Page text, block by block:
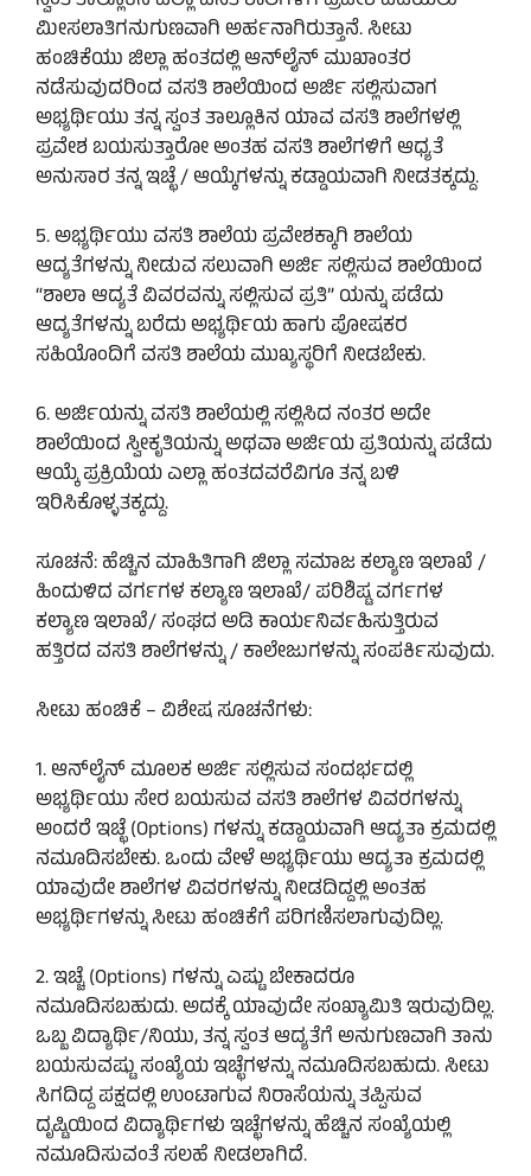
ಮೀಸಲಾತಿಗನುಗುಣವಾಗಿ ಅರ್ಹನಾಗಿರುತ್ತಾನೆ. ಸೀಟು
ಹಂಚಿಕೆಯು ಜಿಲ್ಲಾ ಹಂತದಲ್ಲಿ ಆನ್‌ಲೈನ್ ಮುಖಾಂತರ
ನಡೆಸುವುದರಿಂದ ವಸತಿ ಶಾಲೆಯಿಂದ ಅರ್ಜಿ ಸಲ್ಲಿಸುವಾಗ
ಅಭ್ಯರ್ಥಿಯು ತನ್ನ ಸ್ವಂತ ತಾಲ್ಲೂಕಿನ ಯಾವ ವಸತಿ ಶಾಲೆಗಳಲ್ಲಿ
ಪ್ರವೇಶ ಬಯಸುತ್ತಾರೋ ಅಂತಹ ವಸತಿ ಶಾಲೆಗಳಿಗೆ ಆಧ್ಯತೆ
ಅನುಸಾರ ತನ್ನ ಇಚ್ಛೆ / ಆಯ್ಕೆಗಳನ್ನು ಕಡ್ಡಾಯವಾಗಿ ನೀಡತಕ್ಕದ್ದು.
5. ಅಭ್ಯರ್ಥಿಯು ವಸತಿ ಶಾಲೆಯ ಪ್ರವೇಶಕ್ಕಾಗಿ ಶಾಲೆಯ
ಆದ್ಯತೆಗಳನ್ನು ನೀಡುವ ಸಲುವಾಗಿ ಅರ್ಜಿ ಸಲ್ಲಿಸುವ ಶಾಲೆಯಿಂದ
“ಶಾಲಾ ಆದ್ಯತೆ ವಿವರವನ್ನು ಸಲ್ಲಿಸುವ ಪ್ರತಿ” ಯನ್ನು ಪಡೆದು
ಆದ್ಯತೆಗಳನ್ನು ಬರೆದು ಅಭ್ಯರ್ಥಿಯ ಹಾಗು ಪೋಷಕರ
ಸಹಿಯೊಂದಿಗೆ ವಸತಿ ಶಾಲೆಯ ಮುಖ್ಯಸ್ಥರಿಗೆ ನೀಡಬೇಕು.
6. ಅರ್ಜಿಯನ್ನು ವಸತಿ ಶಾಲೆಯಲ್ಲಿ ಸಲ್ಲಿಸಿದ ನಂತರ ಅದೇ
ಶಾಲೆಯಿಂದ ಸ್ವೀಕೃತಿಯನ್ನು ಅಥವಾ ಅರ್ಜಿಯ ಪ್ರತಿಯನ್ನು ಪಡೆದು
ಆಯ್ಕೆ ಪ್ರಕ್ರಿಯೆಯ ಎಲ್ಲಾ ಹಂತದವರೆವಿಗೂ ತನ್ನ ಬಳಿ
ಇರಿಸಿಕೊಳ್ಳತಕ್ಕದ್ದು.
ಸೂಚನೆ: ಹೆಚ್ಚಿನ ಮಾಹಿತಿಗಾಗಿ ಜಿಲ್ಲಾ ಸಮಾಜ ಕಲ್ಯಾಣ ಇಲಾಖೆ /
ಹಿಂದುಳಿದ ವರ್ಗಗಳ ಕಲ್ಯಾಣ ಇಲಾಖೆ/ ಪರಿಶಿಷ್ಟ ವರ್ಗಗಳ
ಕಲ್ಯಾಣ ಇಲಾಖೆ/ ಸಂಘದ ಅಡಿ ಕಾರ್ಯನಿರ್ವಹಿಸುತ್ತಿರುವ
ಹತ್ತಿರದ ವಸತಿ ಶಾಲೆಗಳನ್ನು / ಕಾಲೇಜುಗಳನ್ನು ಸಂಪರ್ಕಿಸುವುದು.
ಸೀಟು ಹಂಚಿಕೆ – ವಿಶೇಷ ಸೂಚನೆಗಳು:
1. ಆನ್‌ಲೈನ್ ಮೂಲಕ ಅರ್ಜಿ ಸಲ್ಲಿಸುವ ಸಂದರ್ಭದಲ್ಲಿ
ಅಭ್ಯರ್ಥಿಯು ಸೇರ ಬಯಸುವ ವಸತಿ ಶಾಲೆಗಳ ವಿವರಗಳನ್ನು
ಅಂದರೆ ಇಚ್ಛೆ (Options) ಗಳನ್ನು ಕಡ್ಡಾಯವಾಗಿ ಆದ್ಯತಾ ಕ್ರಮದಲ್ಲಿ
ನಮೂದಿಸಬೇಕು. ಒಂದು ವೇಳೆ ಅಭ್ಯರ್ಥಿಯು ಆದ್ಯತಾ ಕ್ರಮದಲ್ಲಿ
ಯಾವುದೇ ಶಾಲೆಗಳ ವಿವರಗಳನ್ನು ನೀಡದಿದ್ದಲ್ಲಿ ಅಂತಹ
ಅಭ್ಯರ್ಥಿಗಳನ್ನು ಸೀಟು ಹಂಚಿಕೆಗೆ ಪರಿಗಣಿಸಲಾಗುವುದಿಲ್ಲ.
2. ಇಚ್ಚೆ (Options) ಗಳನ್ನು ಎಷ್ಟು ಬೇಕಾದರೂ
ನಮೂದಿಸಬಹುದು. ಅದಕ್ಕೆ ಯಾವುದೇ ಸಂಖ್ಯಾಮಿತಿ ಇರುವುದಿಲ್ಲ.
ಒಬ್ಬ ವಿದ್ಯಾರ್ಥಿ/ನಿಯು, ತನ್ನ ಸ್ವಂತ ಆದ್ಯತೆಗೆ ಅನುಗುಣವಾಗಿ ತಾನು
ಬಯಸುವಷ್ಟು ಸಂಖ್ಯೆಯ ಇಚ್ಛೆಗಳನ್ನು ನಮೂದಿಸಬಹುದು. ಸೀಟು
ಸಿಗದಿದ್ದ ಪಕ್ಷದಲ್ಲಿ ಉಂಟಾಗುವ ನಿರಾಸೆಯನ್ನು ತಪ್ಪಿಸುವ
ದೃಷ್ಟಿಯಿಂದ ವಿದ್ಯಾರ್ಥಿಗಳು ಇಚ್ಛೆಗಳನ್ನು ಹೆಚ್ಚಿನ ಸಂಖ್ಯೆಯಲ್ಲಿ
ನಮೂದಿಸುವಂತೆ ಸಲಹೆ ನೀಡಲಾಗಿದೆ.